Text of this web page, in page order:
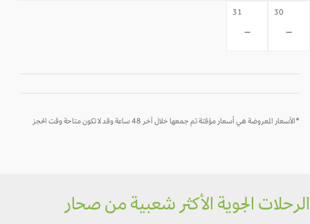
30
-
31
-
*الأسعار المعروضة هي أسعار مؤقتة تم جمعها خلال آخر 48 ساعة وقد لا تكون متاحة وقت الحجز
الرحلات الجوية الأكثر شعبية من صحار